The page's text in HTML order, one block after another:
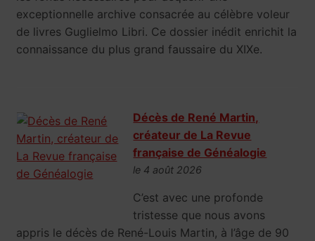
exceptionnelle archive consacrée au célèbre voleur
de livres Guglielmo Libri. Ce dossier inédit enrichit la
connaissance du plus grand faussaire du XIXe.
Décès de René Martin,
créateur de La Revue
française de Généalogie
le 4 août 2026
C’est avec une profonde
tristesse que nous avons
appris le décès de René-Louis Martin, à l’âge de 90